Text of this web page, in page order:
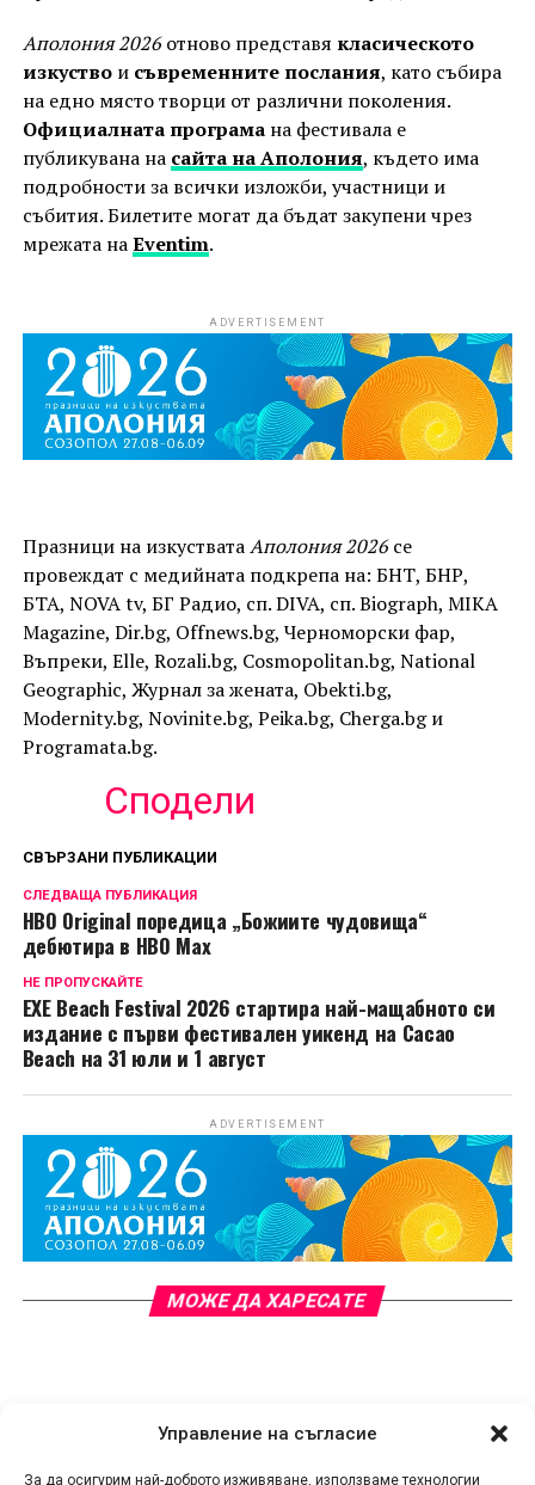
Управление на съгласие
За да осигурим най-доброто изживяване, използваме технологии
Аполония 2026отново представя класическото
изкуствои съвременните послания, като събира
на едно място творци от различни поколения.
Официалната програмана фестивала е
публикувана на сайта на Аполония, където има
подробности за всички изложби, участници и
събития. Билетите могат да бъдат закупени чрез
мрежата наEventim.
ADVERTISEMENT
Празници на изкустватаАполония 2026се
провеждат с медийната подкрепа на: БНТ, БНР,
БТА, NOVA tv, БГ Радио, сп. DIVA, сп. Biograph, MIKA
Magazine, Dir.bg, Offnews.bg, Черноморски фар,
Въпреки, Elle, Rozali.bg, Cosmopolitan.bg, National
Geographic, Журнал за жената, Obekti.bg,
Modernity.bg, Novinite.bg, Peika.bg, Cherga.bg и
Programata.bg.
Сподели
СВЪРЗАНИ ПУБЛИКАЦИИ
СЛЕДВАЩА ПУБЛИКАЦИЯ
HBO Original поредица „Божиите чудовища“
дебютира в HBO Max
НЕ ПРОПУСКАЙТЕ
EXE Beach Festival 2026 стартира най-мащабното си
издание с първи фестивален уикенд на Cacao
Beach на 31 юли и 1 август
ADVERTISEMENT
МОЖЕ ДА ХАРЕСАТЕ